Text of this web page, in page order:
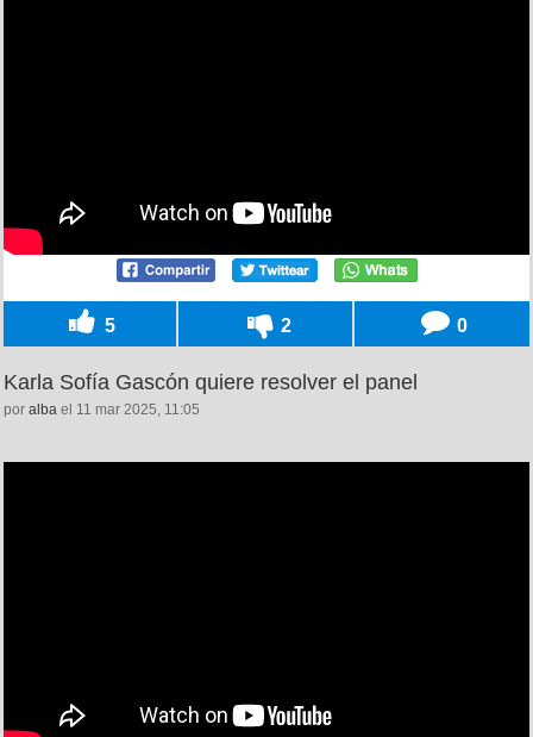
5 2 0
Karla Sofía Gascón quiere resolver el panel
por alba el 11 mar 2025, 11:05